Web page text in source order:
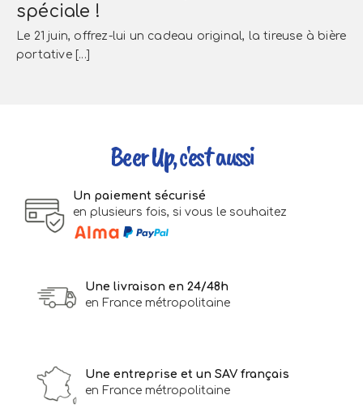
spéciale !
Le 21 juin, offrez-lui un cadeau original, la tireuse à bière
portative [...]
Beer Up, c'est aussi
Un paiement sécurisé
en plusieurs fois, si vous le souhaitez
Une livraison en 24/48h
en France métropolitaine
Une entreprise et un SAV français
en France métropolitaine